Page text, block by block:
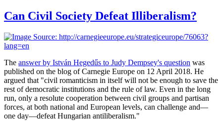
Can Civil Society Defeat Illiberalism?
The answer by István Hegedűs to Judy Dempsey's question was
published on the blog of Carnegie Europe on 12 April 2018. He
argued that "civil romanticism in itself will not be enough to save the
rest of democratic institutions and the rule of law. Even in the long
run, only a resolute cooperation between civil groups and partisan
forces, at both national and European levels, can challenge and—
one day—defeat Hungarian antiliberalism."